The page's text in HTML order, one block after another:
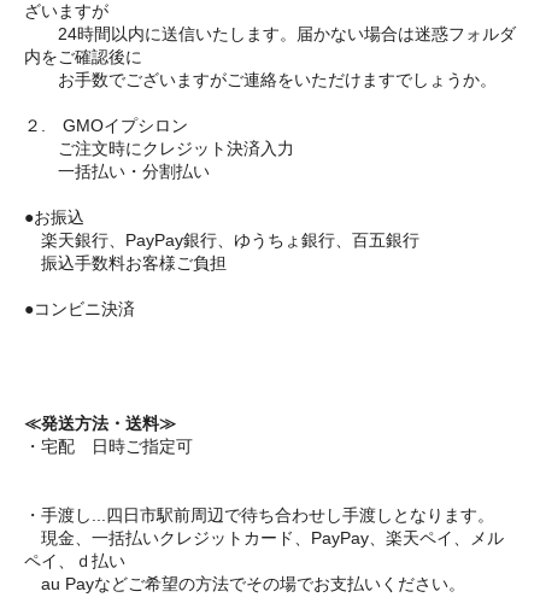
ざいますが
24時間以内に送信いたします。届かない場合は迷惑フォルダ
内をご確認後に
お手数でございますがご連絡をいただけますでしょうか。
２. GMOイプシロン
ご注文時にクレジット決済入力
一括払い・分割払い
●お振込
楽天銀行、PayPay銀行、ゆうちょ銀行、百五銀行
振込手数料お客様ご負担
●コンビニ決済
≪発送方法・送料≫
・宅配 日時ご指定可
・手渡し...四日市駅前周辺で待ち合わせし手渡しとなります。
現金、一括払いクレジットカード、PayPay、楽天ペイ、メル
ペイ、ｄ払い
au Payなどご希望の方法でその場でお支払いください。